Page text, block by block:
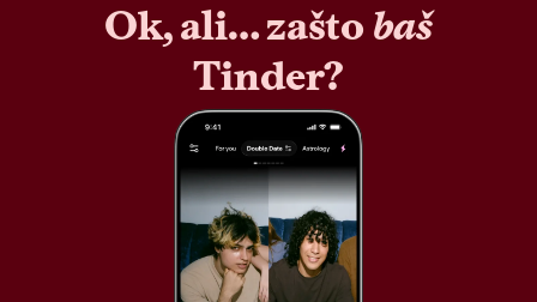
Ok, ali… zašto baš
Tinder?